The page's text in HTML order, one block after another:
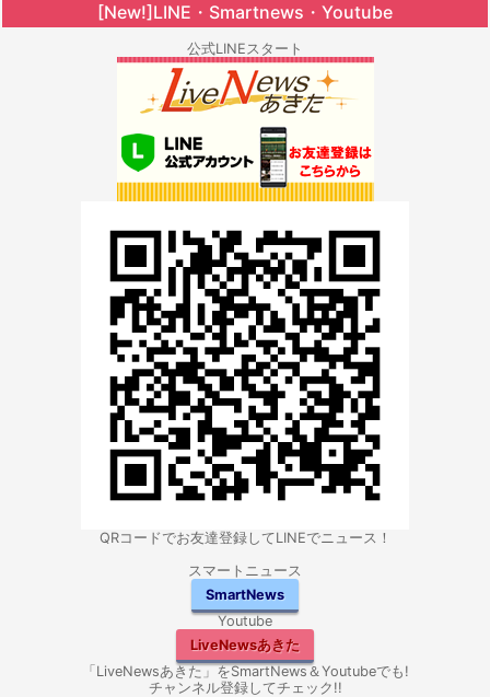
[New!]LINE・Smartnews・Youtube
公式LINEスタート
QRコードでお友達登録してLINEでニュース！
スマートニュース
SmartNews
Youtube
LiveNewsあきた
「LiveNewsあきた」をSmartNews＆Youtubeでも!
チャンネル登録してチェック!!